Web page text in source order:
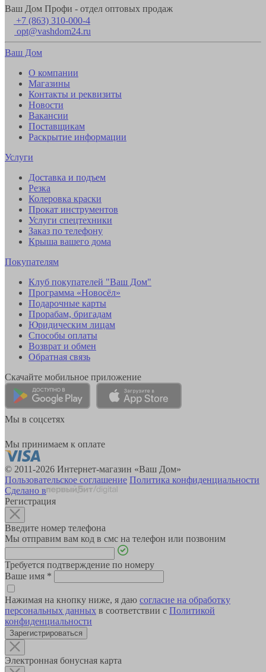
Ваш Дом Профи - отдел оптовых продаж
+7 (863) 310-000-4
opt@vashdom24.ru
Ваш Дом
О компании
Магазины
Контакты и реквизиты
Новости
Вакансии
Поставщикам
Раскрытие информации
Услуги
Доставка и подъем
Резка
Колеровка краски
Прокат инструментов
Услуги спецтехники
Заказ по телефону
Крыша вашего дома
Покупателям
Клуб покупателей "Ваш Дом"
Программа «Новосёл»
Подарочные карты
Прорабам, бригадам
Юридическим лицам
Способы оплаты
Возврат и обмен
Обратная связь
Скачайте мобильное приложение
Мы в соцсетях
Мы принимаем к оплате
© 2011-2026 Интернет-магазин «Ваш Дом»
Пользовательское соглашение Политика конфиденциальности
Сделано в
Регистрация
Введите номер телефона
Мы отправим вам код в смс на телефон или позвоним
Требуется подтверждение по номеру
Ваше имя *
Нажимая на кнопку ниже, я даю согласие на обработку
персональных данных в соответствии с Политикой
конфиденциальности
Зарегистрироваться
Электронная бонусная карта